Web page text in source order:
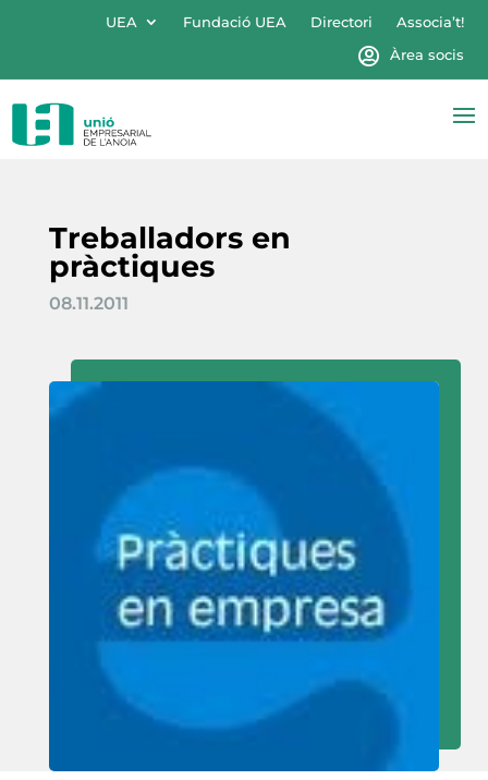
UEA Fundació UEA Directori
Associa’t!
Àrea socis
Treballadors en
pràctiques
08.11.2011